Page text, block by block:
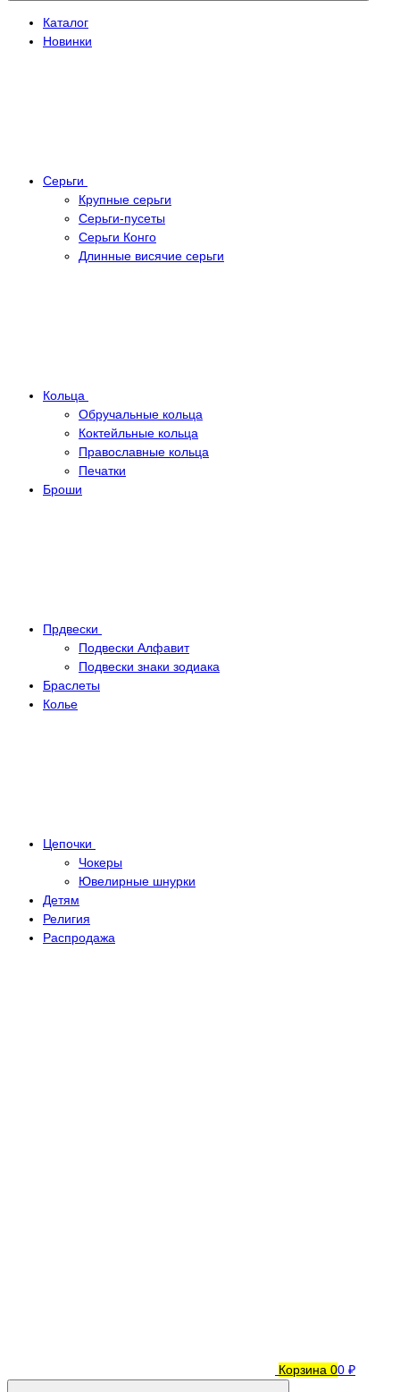
Каталог
Новинки
Серьги
Крупные серьги
Серьги-пусеты
Серьги Конго
Длинные висячие серьги
Кольца
Обручальные кольца
Коктейльные кольца
Православные кольца
Печатки
Броши
Прдвески
Подвески Алфавит
Подвески знаки зодиака
Браслеты
Колье
Цепочки
Чокеры
Ювелирные шнурки
Детям
Религия
Распродажа
Корзина 00 ₽